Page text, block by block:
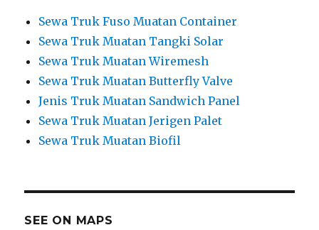
Sewa Truk Fuso Muatan Container
Sewa Truk Muatan Tangki Solar
Sewa Truk Muatan Wiremesh
Sewa Truk Muatan Butterfly Valve
Jenis Truk Muatan Sandwich Panel
Sewa Truk Muatan Jerigen Palet
Sewa Truk Muatan Biofil
SEE ON MAPS